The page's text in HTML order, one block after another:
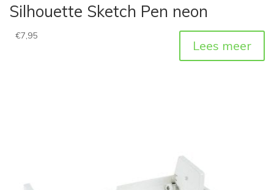
Silhouette Sketch Pen neon
€7,95
Lees meer